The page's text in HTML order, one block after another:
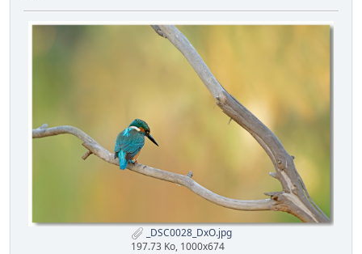
_DSC0028_DxO.jpg
197.73 Ko, 1000x674